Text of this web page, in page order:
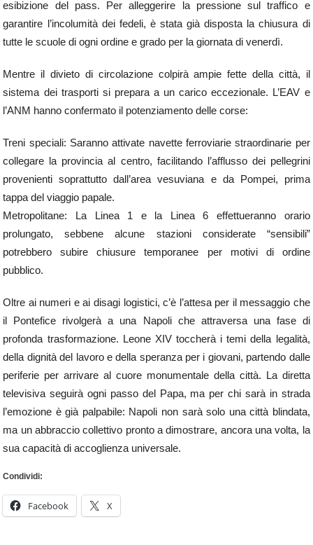
esibizione del pass. Per alleggerire la pressione sul traffico e
garantire l’incolumità dei fedeli, è stata già disposta la chiusura di
tutte le scuole di ogni ordine e grado per la giornata di venerdì.
Mentre il divieto di circolazione colpirà ampie fette della città, il
sistema dei trasporti si prepara a un carico eccezionale. L’EAV e
l’ANM hanno confermato il potenziamento delle corse:
Treni speciali: Saranno attivate navette ferroviarie straordinarie per
collegare la provincia al centro, facilitando l’afflusso dei pellegrini
provenienti soprattutto dall’area vesuviana e da Pompei, prima
tappa del viaggio papale.
Metropolitane: La Linea 1 e la Linea 6 effettueranno orario
prolungato, sebbene alcune stazioni considerate “sensibili”
potrebbero subire chiusure temporanee per motivi di ordine
pubblico.
Oltre ai numeri e ai disagi logistici, c’è l’attesa per il messaggio che
il Pontefice rivolgerà a una Napoli che attraversa una fase di
profonda trasformazione. Leone XIV toccherà i temi della legalità,
della dignità del lavoro e della speranza per i giovani, partendo dalle
periferie per arrivare al cuore monumentale della città. La diretta
televisiva seguirà ogni passo del Papa, ma per chi sarà in strada
l’emozione è già palpabile: Napoli non sarà solo una città blindata,
ma un abbraccio collettivo pronto a dimostrare, ancora una volta, la
sua capacità di accoglienza universale.
Condividi:
Facebook X